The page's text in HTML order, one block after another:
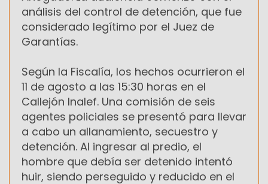
análisis del control de detención, que fue
considerado legítimo por el Juez de
Garantías.
Según la Fiscalía, los hechos ocurrieron el
11 de agosto a las 15:30 horas en el
Callejón Inalef. Una comisión de seis
agentes policiales se presentó para llevar
a cabo un allanamiento, secuestro y
detención. Al ingresar al predio, el
hombre que debía ser detenido intentó
huir, siendo perseguido y reducido en el